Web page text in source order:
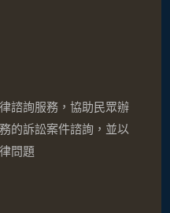
諮詢服務，協助民眾辦
的訴訟案件諮詢，並以
問題